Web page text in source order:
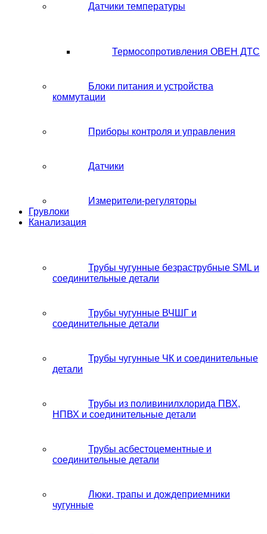
Датчики температуры
Термосопротивления ОВЕН ДТС
Блоки питания и устройства
коммутации
Приборы контроля и управления
Датчики
Измерители-регуляторы
Грувлоки
Канализация
Трубы чугунные безраструбные SML и
соединительные детали
Трубы чугунные ВЧШГ и
соединительные детали
Трубы чугунные ЧК и соединительные
детали
Трубы из поливинилхлорида ПВХ,
НПВХ и соединительные детали
Трубы асбестоцементные и
соединительные детали
Люки, трапы и дождеприемники
чугунные